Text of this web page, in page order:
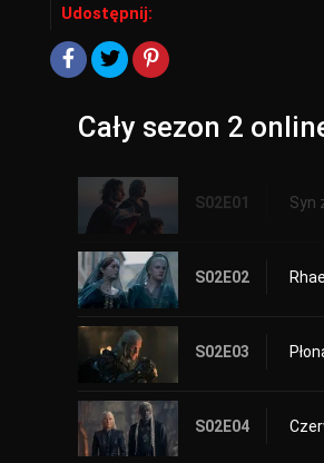
Udostępnij:
Cały sezon 2
S02E01 Syn
S02E02
S02E03
S02E04